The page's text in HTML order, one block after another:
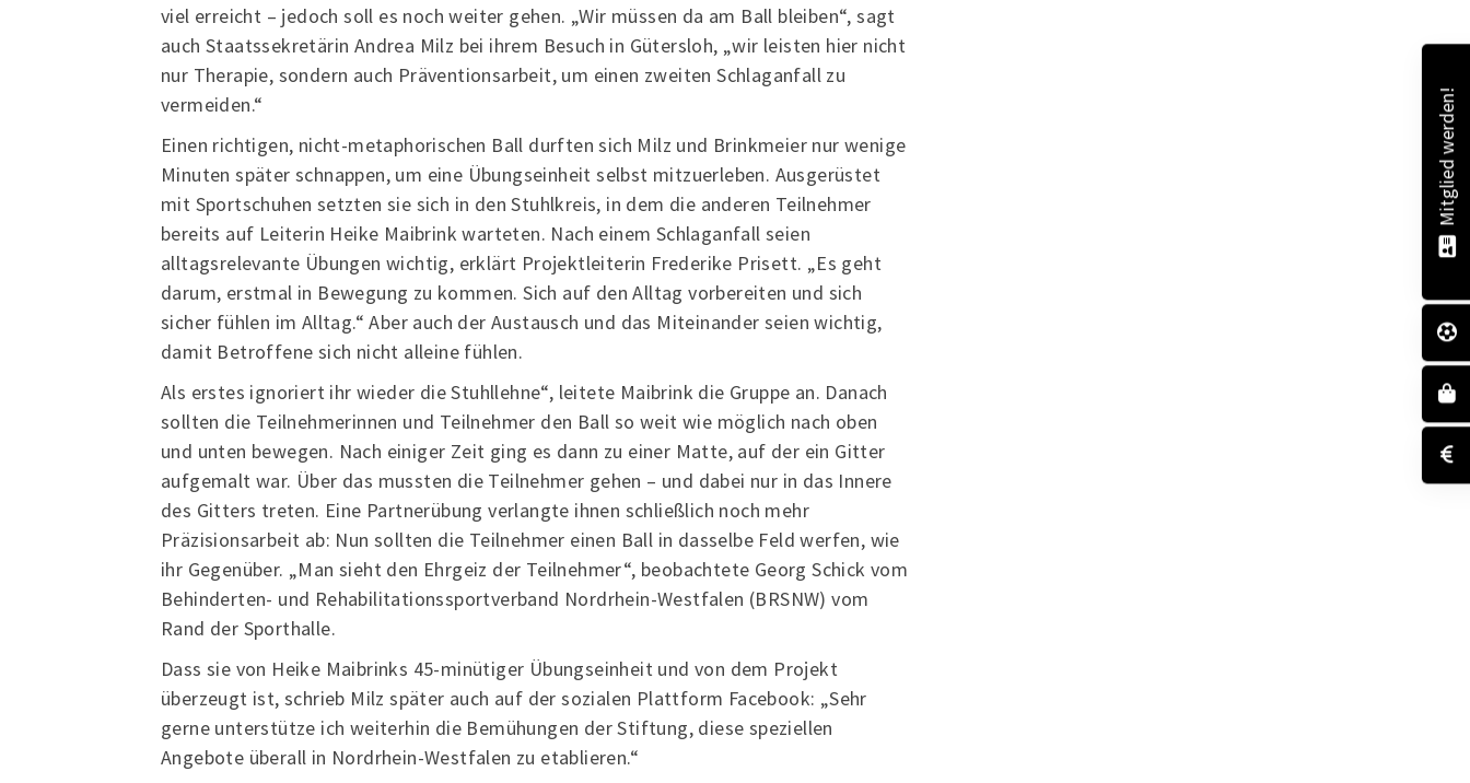
viel erreicht – jedoch soll es noch weiter gehen. „Wir müssen da am Ball bleiben“, sagt
auch Staatssekretärin Andrea Milz bei ihrem Besuch in Gütersloh, „wir leisten hier nicht
nur Therapie, sondern auch Präventionsarbeit, um einen zweiten Schlaganfall zu
vermeiden.“
Einen richtigen, nicht-metaphorischen Ball durften sich Milz und Brinkmeier nur wenige
Minuten später schnappen, um eine Übungseinheit selbst mitzuerleben. Ausgerüstet
mit Sportschuhen setzten sie sich in den Stuhlkreis, in dem die anderen Teilnehmer
bereits auf Leiterin Heike Maibrink warteten. Nach einem Schlaganfall seien
alltagsrelevante Übungen wichtig, erklärt Projektleiterin Frederike Prisett. „Es geht
darum, erstmal in Bewegung zu kommen. Sich auf den Alltag vorbereiten und sich
sicher fühlen im Alltag.“ Aber auch der Austausch und das Miteinander seien wichtig,
damit Betroffene sich nicht alleine fühlen.
Als erstes ignoriert ihr wieder die Stuhllehne“, leitete Maibrink die Gruppe an. Danach
sollten die Teilnehmerinnen und Teilnehmer den Ball so weit wie möglich nach oben
und unten bewegen. Nach einiger Zeit ging es dann zu einer Matte, auf der ein Gitter
aufgemalt war. Über das mussten die Teilnehmer gehen – und dabei nur in das Innere
des Gitters treten. Eine Partnerübung verlangte ihnen schließlich noch mehr
Präzisionsarbeit ab: Nun sollten die Teilnehmer einen Ball in dasselbe Feld werfen, wie
ihr Gegenüber. „Man sieht den Ehrgeiz der Teilnehmer“, beobachtete Georg Schick vom
Behinderten- und Rehabilitationssportverband Nordrhein-Westfalen (BRSNW) vom
Rand der Sporthalle.
Dass sie von Heike Maibrinks 45-minütiger Übungseinheit und von dem Projekt
überzeugt ist, schrieb Milz später auch auf der sozialen Plattform Facebook: „Sehr
gerne unterstütze ich weiterhin die Bemühungen der Stiftung, diese speziellen
Angebote überall in Nordrhein-Westfalen zu etablieren.“
Mitglied werden!